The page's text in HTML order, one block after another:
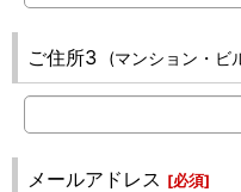
ご住所3 (マンション・ビ
メールアドレス [必須]